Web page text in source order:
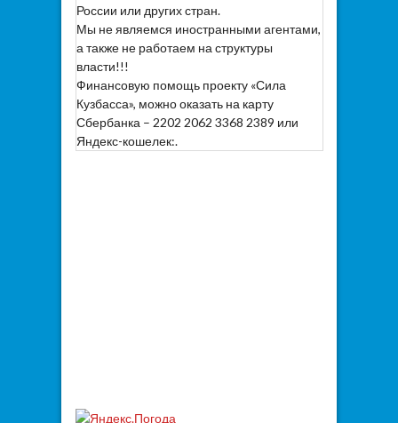
России или других стран.
Мы не являемся иностранными агентами,
а также не работаем на структуры
власти!!!
Финансовую помощь проекту «Сила
Кузбасса», можно оказать на карту
Сбербанка – 2202 2062 3368 2389 или
Яндекс-кошелек:.